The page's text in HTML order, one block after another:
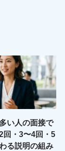
い人の面接で
回・3〜4回・5
る説明の組み